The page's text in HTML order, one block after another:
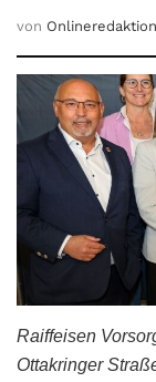
von
Raiffeisen
Ottakringer